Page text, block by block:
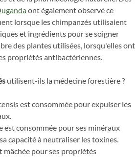
ont également observé ce
lorsque les chimpanzés utilisaient
et ingrédients pour se soigner
des plantes utilisées, lorsqu'elles ont
propriétés antibactériennes.
utilisent-ils la médecine forestière ?
est consommée pour expulser les
est consommée pour ses minéraux
capacité à neutraliser les toxines.
mâchée pour ses propriétés